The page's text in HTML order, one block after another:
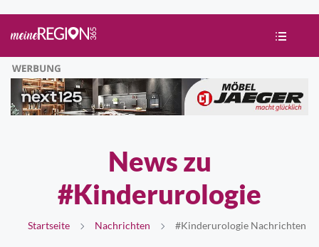
News zu
#Kinderurologie
Startseite Nachrichten #Kinderurologie Nachrichten